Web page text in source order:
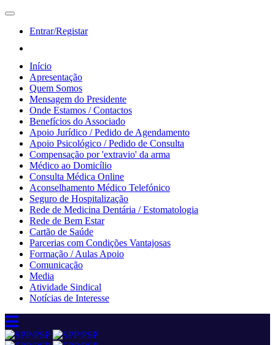
Entrar/Registar
Início
Apresentação
Quem Somos
Mensagem do Presidente
Onde Estamos / Contactos
Benefícios do Associado
Apoio Jurídico / Pedido de Agendamento
Apoio Psicológico / Pedido de Consulta
Compensação por 'extravio' da arma
Médico ao Domicílio
Consulta Médica Online
Aconselhamento Médico Telefónico
Seguro de Hospitalização
Rede de Medicina Dentária / Estomatologia
Rede de Bem Estar
Cartão de Saúde
Parcerias com Condições Vantajosas
Formação / Aulas Apoio
Comunicação
Media
Atividade Sindical
Notícias de Interesse